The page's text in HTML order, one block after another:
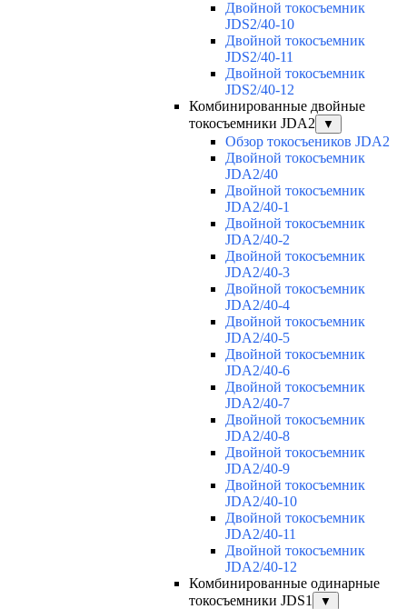
Двойной токосъемник
JDS2/40-10
Двойной токосъемник
JDS2/40-11
Двойной токосъемник
JDS2/40-12
Комбинированные двойные
токосъемники JDA2
▼
Обзор токосъеников JDA2
Двойной токосъемник
JDA2/40
Двойной токосъемник
JDA2/40-1
Двойной токосъемник
JDA2/40-2
Двойной токосъемник
JDA2/40-3
Двойной токосъемник
JDA2/40-4
Двойной токосъемник
JDA2/40-5
Двойной токосъемник
JDA2/40-6
Двойной токосъемник
JDA2/40-7
Двойной токосъемник
JDA2/40-8
Двойной токосъемник
JDA2/40-9
Двойной токосъемник
JDA2/40-10
Двойной токосъемник
JDA2/40-11
Двойной токосъемник
JDA2/40-12
Комбинированные одинарные
токосъемники JDS1
▼